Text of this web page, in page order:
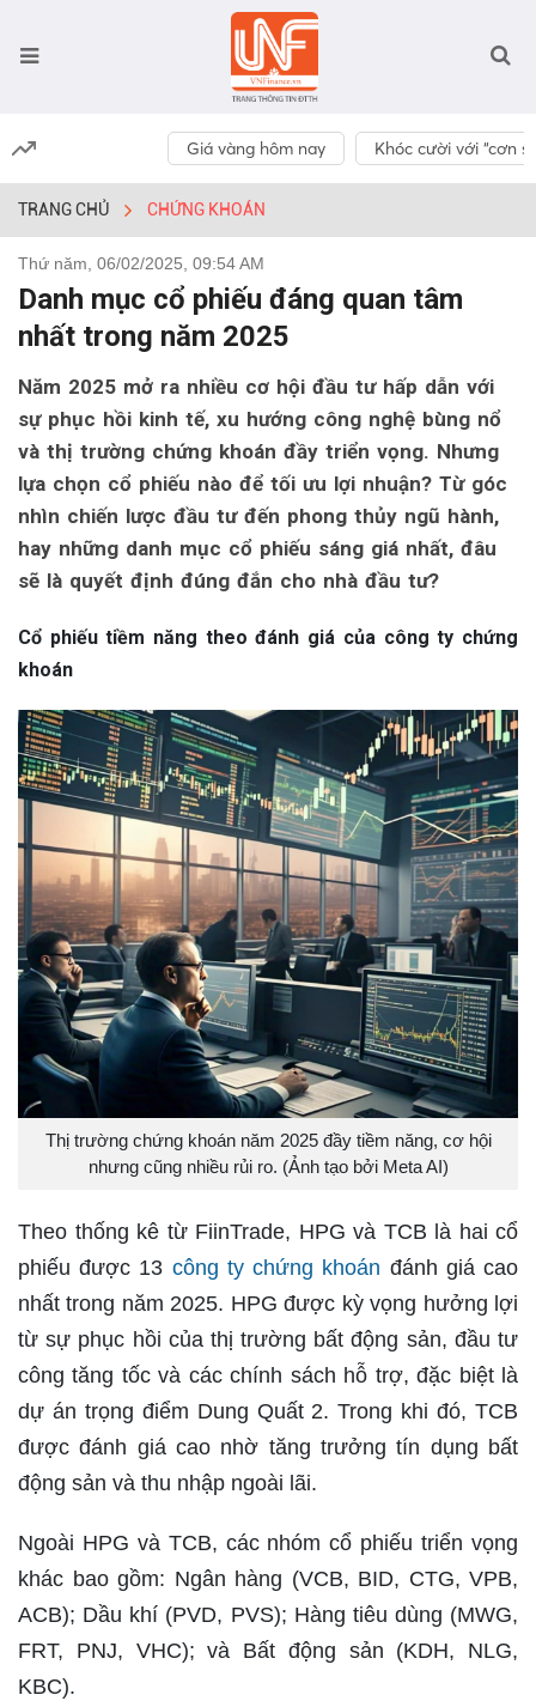
Giá vàng hôm nay Khóc cười với “cơn
TRANG CHỦ CHỨNG KHOÁN
Thứ năm, 06/02/2025, 09:54 AM
Danh mục cổ phiếu đáng quan tâm
nhất trong năm 2025
Năm 2025 mở ra nhiều cơ hội đầu tư hấp dẫn với
sự phục hồi kinh tế, xu hướng công nghệ bùng nổ
và thị trường chứng khoán đầy triển vọng. Nhưng
lựa chọn cổ phiếu nào để tối ưu lợi nhuận? Từ góc
nhìn chiến lược đầu tư đến phong thủy ngũ hành,
hay những danh mục cổ phiếu sáng giá nhất, đâu
sẽ là quyết định đúng đắn cho nhà đầu tư?
Cổ phiếu tiềm năng theo đánh giá của công ty chứng
khoán
Thị trường chứng khoán năm 2025 đầy tiềm năng, cơ hội
nhưng cũng nhiều rủi ro. (Ảnh tạo bởi Meta AI)
Theo thống kê từ FiinTrade, HPG và TCB là hai cổ
phiếu được 13 công ty chứng khoán đánh giá cao
nhất trong năm 2025. HPG được kỳ vọng hưởng lợi
từ sự phục hồi của thị trường bất động sản, đầu tư
công tăng tốc và các chính sách hỗ trợ, đặc biệt là
dự án trọng điểm Dung Quất 2. Trong khi đó, TCB
được đánh giá cao nhờ tăng trưởng tín dụng bất
động sản và thu nhập ngoài lãi.
Ngoài HPG và TCB, các nhóm cổ phiếu triển vọng
khác bao gồm: Ngân hàng (VCB, BID, CTG, VPB,
ACB); Dầu khí (PVD, PVS); Hàng tiêu dùng (MWG,
FRT, PNJ, VHC); và Bất động sản (KDH, NLG,
KBC).